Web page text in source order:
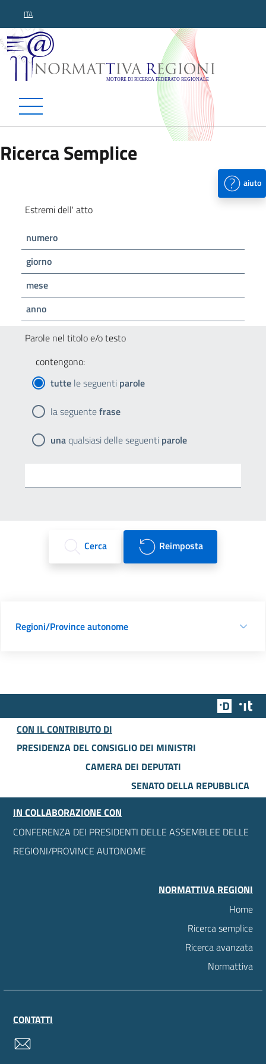
ITA
Normattiva Regioni -
Ricerca Semplice
aiuto
Estremi dell' atto
numero
giorno
mese
anno
Parole nel titolo e/o testo
contengono:
tutte le seguenti parole
la seguentefrase
unaqualsiasi delle seguenti parole
Cerca Reimposta
Regioni/Province autonome
Team
CON IL CONTRIBUTO DI
PRESIDENZA DEL CONSIGLIO DEI MINISTRI
CAMERA DEI DEPUTATI
SENATO DELLA REPUBBLICA
IN COLLABORAZIONE CON
CONFERENZA DEI PRESIDENTI DELLE ASSEMBLEE DELLE
REGIONI/PROVINCE AUTONOME
NORMATTIVA REGIONI
Home
Ricerca semplice
Ricerca avanzata
Normattiva
CONTATTI